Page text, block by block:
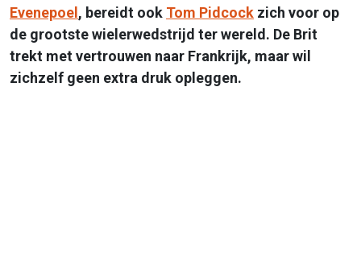
Evenepoel, bereidt ook Tom Pidcock zich voor op
de grootste wielerwedstrijd ter wereld. De Brit
trekt met vertrouwen naar Frankrijk, maar wil
zichzelf geen extra druk opleggen.